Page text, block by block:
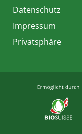
Datenschutz
Impressum
Privatsphäre